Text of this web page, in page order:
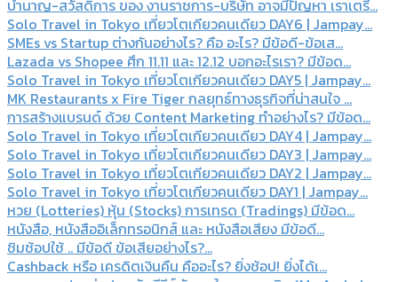
บำนาญ-สวัสดิการ ของ งานราชการ-บริษัท อาจมีปัญหา เราเตรี...
Solo Travel in Tokyo เที่ยวโตเกียวคนเดียว DAY6 | Jampay...
SMEs vs Startup ต่างกันอย่างไร? คือ อะไร? มีข้อดี-ข้อเส...
Lazada vs Shopee ศึก 11.11 และ 12.12 บอกอะไรเรา? มีข้อด...
Solo Travel in Tokyo เที่ยวโตเกียวคนเดียว DAY5 | Jampay...
MK Restaurants x Fire Tiger กลยุทธ์ทางธุรกิจที่น่าสนใจ ...
การสร้างแบรนด์ ด้วย Content Marketing ทำอย่างไร? มีข้อด...
Solo Travel in Tokyo เที่ยวโตเกียวคนเดียว DAY4 | Jampay...
Solo Travel in Tokyo เที่ยวโตเกียวคนเดียว DAY3 | Jampay...
Solo Travel in Tokyo เที่ยวโตเกียวคนเดียว DAY2 | Jampay...
Solo Travel in Tokyo เที่ยวโตเกียวคนเดียว DAY1 | Jampay...
หวย (Lotteries) หุ้น (Stocks) การเทรด (Tradings) มีข้อด...
หนังสือ, หนังสืออิเล็กทรอนิกส์ และ หนังสือเสียง มีข้อดี...
ชิมช้อปใช้ .. มีข้อดี ข้อเสียอย่างไร?...
Cashback หรือ เครดิตเงินคืน คืออะไร? ยิ่งช้อป! ยิ่งได้เ...